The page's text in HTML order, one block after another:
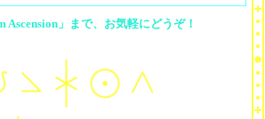
Ascension」まで、お気軽にどうぞ！